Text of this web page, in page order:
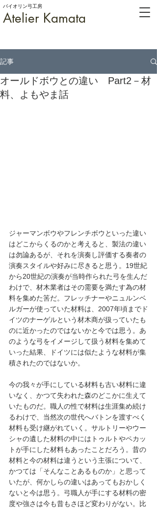
Atelier Kamata
バイオリン弓工房
記事
オールドボウとの違い Part2－材
料、よもやま話
ジャーマンボウやフレンチボウといった違い
はどこからくるのかと考えると、製法の違い
は勿論あるが、それを演奏し評価する奏者の
演奏スタイルや好みに尽きると思う。19世紀
から20世紀の演奏が当時作られた弓を生んだ
わけで、材木業者はその需要を満たす為の材
料を集めた筈だ。フレッチナーやニュルンベ
ルガーが使っていた材料は、2007年頃までド
イツのナーゲルという材木商が扱っていたも
のに近かったのではないかと今では思う。あ
のような弓をイメージして扱う材料を集めて
いった結果、ドイツには似たような材料が集
積されたのではないか。
今の我々が手にしている材料も古い材料に違
いなく、かつて失われた森のどこかに生えて
いたものだ。職人の性で材料は生涯集め続け
るわけで、当然次の世代へバトンを渡すべく
材料も受け継がれていく。サルトリーやウー
シャの遺した材料の中にはトゥルトやペカッ
トが手にした材料もあったことだろう。昔の
材料と今の材料は違うという主張について、
かつては「そんなことあるものか」と思って
いたが、何かしらの違いはあってもおかしく
ないと今は思う。弓職人が手にする材料の密
度や強さは今も昔もさほど変わりがない。比